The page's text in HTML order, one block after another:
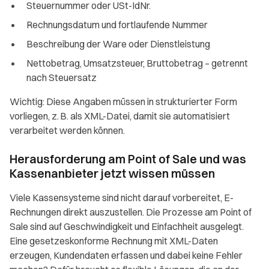
Steuernummer oder USt-IdNr.
Rechnungsdatum und fortlaufende Nummer
Beschreibung der Ware oder Dienstleistung
Nettobetrag, Umsatzsteuer, Bruttobetrag – getrennt
nach Steuersatz
Wichtig: Diese Angaben müssen in strukturierter Form
vorliegen, z. B. als XML-Datei, damit sie automatisiert
verarbeitet werden können.
Herausforderung am Point of Sale und was
Kassenanbieter jetzt wissen müssen
Viele Kassensysteme sind nicht darauf vorbereitet, E-
Rechnungen direkt auszustellen. Die Prozesse am Point of
Sale sind auf Geschwindigkeit und Einfachheit ausgelegt.
Eine gesetzeskonforme Rechnung mit XML-Daten
erzeugen, Kundendaten erfassen und dabei keine Fehler